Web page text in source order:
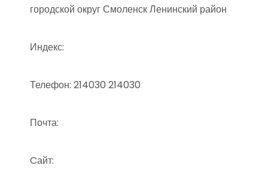
городской округ Смоленск Ленинский район
Индекс:
Телефон: 214030 214030
Почта:
Cайт: